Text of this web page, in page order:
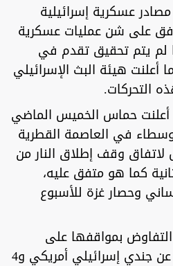
عسكرية إسرائيلية
على شن عمليات عسكرية
لم يتم تحقيق تقدم في
أعلنت هيئة البث الإسرائيلي
التحركات.
حماس الخميس الماضي
في العاصمة القطرية
لاتفاق وقف إطلاق النار من
كما هو متفق عليه،
وحصار غزة للأسبوع
بمواقفها على
مقترح الوسطاء بالإفراج عن جندي إسرائيلي أمريكي و4